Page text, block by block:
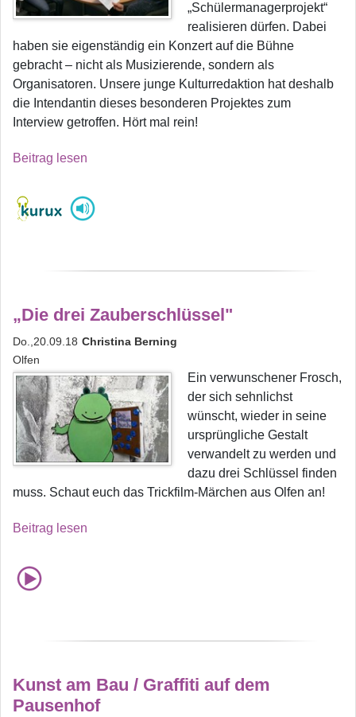
„Schülermanagerprojekt“
realisieren dürfen. Dabei
haben sie eigenständig ein Konzert auf die Bühne
gebracht – nicht als Musizierende, sondern als
Organisatoren. Unsere junge Kulturredaktion hat deshalb
die Intendantin dieses besonderen Projektes zum
Interview getroffen. Hört mal rein!
Beitrag lesen
„Die drei Zauberschlüssel"
Do.,20.09.18 Christina Berning
Olfen
Ein verwunschener Frosch,
der sich sehnlichst
wünscht, wieder in seine
ursprüngliche Gestalt
verwandelt zu werden und
dazu drei Schlüssel finden
muss. Schaut euch das Trickfilm-Märchen aus Olfen an!
Beitrag lesen
Kunst am Bau / Graffiti auf dem
Pausenhof